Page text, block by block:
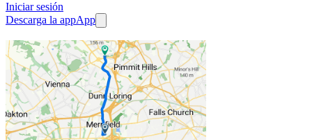
Iniciar sesión
Descarga la appApp